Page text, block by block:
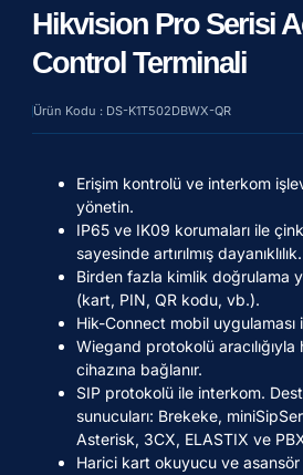
Hikvision Pro Serisi
Control Terminali
Ürün Kodu : DS-K1T502DBWX-QR
Erişim kontrolü ve interkom
yönetin.
IP65 ve IK09 korumaları ile
sayesinde artırılmış dayanıklılık.
Birden fazla kimlik doğrulama
(kart, PIN, QR kodu, vb.).
Hik-Connect mobil
Wiegand protokolü
cihazına bağlanır.
SIP protokolü ile interkom.
sunucuları: Brekeke,
Asterisk, 3CX, ELASTIX ve
Harici kart okuyucu ve